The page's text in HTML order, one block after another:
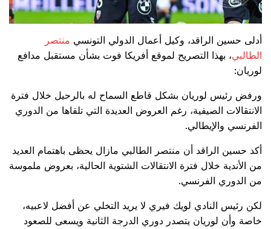
أدلى حسين الراقد، وكيل أعمال الدولي التونسي منتصر
الطالبي، بهذا التصريح لموقع أفريكا فوت بشأن مستقبل مدافع
لوريان:
ورفض رئيس لوريان بشكل قاطع السماح له بالرحيل خلال فترة
الانتقالات الصيفية، رغم العروض العديدة التي تلقاها من الدوري
الفرنسي والإيطالي.
أكد حسين الراقد أن منتصر الطالبي مازال يحظى باهتمام العديد
من الأندية خلال فترة الانتقالات الشتوية الحالية، بعروض ملموسة
من الدوري الفرنسي.
لكن رئيس النادي لويك فيري لا يريد التخلي عن أفضل لاعبيه،
خاصة وأن لوريان يتصدر دوري الدرجة الثانية ويسعى للصعود